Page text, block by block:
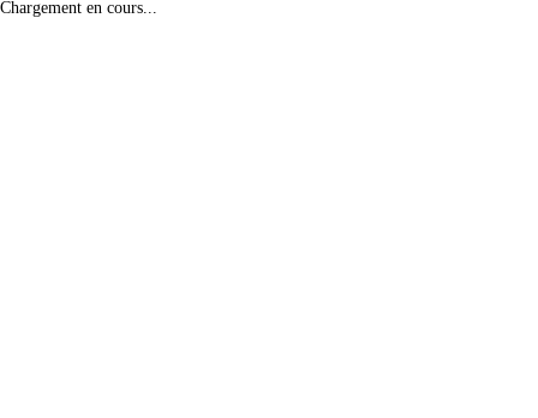
Chargement en cours...